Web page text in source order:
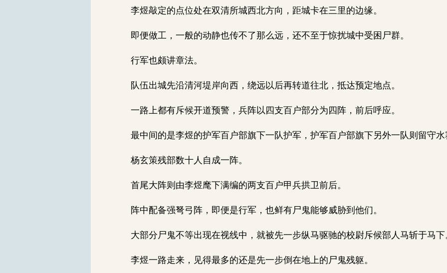
李煜敲定的点位处在双清所城西北方向，距城卡在三里的边缘。
即便做工，一般的动静也传不了那么远，还不至于惊扰城中受困尸群。
行军也颇讲章法。
队伍出城先沿清河堤岸向西，绕远以后再转道往北，抵达预定地点。
一路上都有斥候开道预警，兵阵以四支百户部分为四阵，前后呼应。
最中间的是李煜的护军百户部旗下一队护军，护军百户部旗下另外一队则留守水
杨玄策残部数十人自成一阵。
首尾大阵则由李煜麾下满编的两支百户甲兵拱卫前后。
阵中配备强弩弓阵，即便是行军，也鲜有尸鬼能够威胁到他们。
大部分尸鬼不等出现在视线中，就被先一步纵马驱驰的校尉斥候部人马斩于马下
李煜一路走来，见得最多的还是先一步倒在地上的尸鬼残躯。